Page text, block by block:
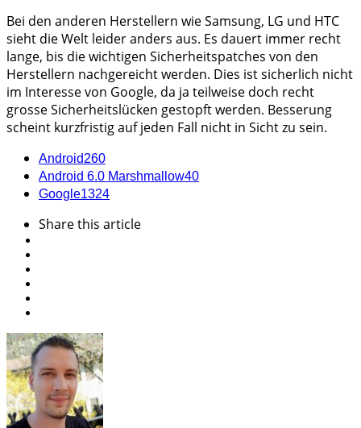
Bei den anderen Herstellern wie Samsung, LG und HTC
sieht die Welt leider anders aus. Es dauert immer recht
lange, bis die wichtigen Sicherheitspatches von den
Herstellern nachgereicht werden. Dies ist sicherlich nicht
im Interesse von Google, da ja teilweise doch recht
grosse Sicherheitslücken gestopft werden. Besserung
scheint kurzfristig auf jeden Fall nicht in Sicht zu sein.
Android260
Android 6.0 Marshmallow40
Google1324
Sharethis article